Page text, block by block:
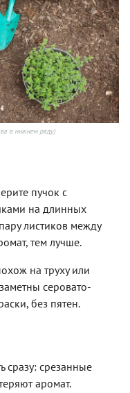
в нижнем ряду)
пучок с
на длинных
листиков между
тем лучше.
на труху или
серовато-
без пятен.
сразу: срезанные
аромат.